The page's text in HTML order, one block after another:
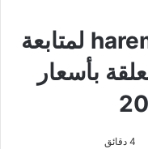
تحميل برنامج harem altın لمتابعة
بأسعار